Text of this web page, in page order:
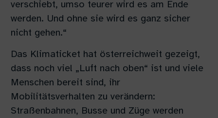
verschiebt, umso teurer wird es am Ende
werden. Und ohne sie wird es ganz sicher
nicht gehen.“
Das Klimaticket hat österreichweit gezeigt,
dass noch viel „Luft nach oben“ ist und viele
Menschen bereit sind, ihr
Mobilitätsverhalten zu verändern:
Straßenbahnen, Busse und Züge werden